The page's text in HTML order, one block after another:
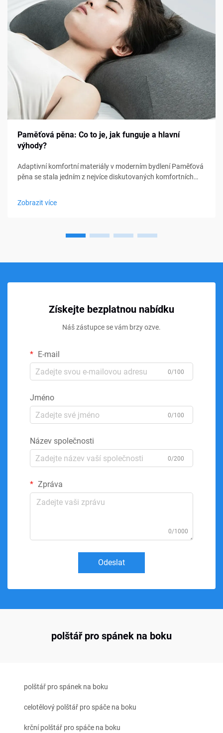
Paměťová pěna: Co to je, jak funguje a hlavní
výhody?
Adaptivní komfortní materiály v moderním bydlení Paměťová
pěna se stala jedním z nejvíce diskutovaných komfortních
Zobrazit více
Získejte bezplatnou nabídku
Náš zástupce se vám brzy ozve.
E-mail
0/100
Jméno
0/100
Název společnosti
0/200
Zpráva
0/1000
Odeslat
polštář pro spánek na boku
polštář pro spánek na boku
celotělový polštář pro spáče na boku
krční polštář pro spáče na boku